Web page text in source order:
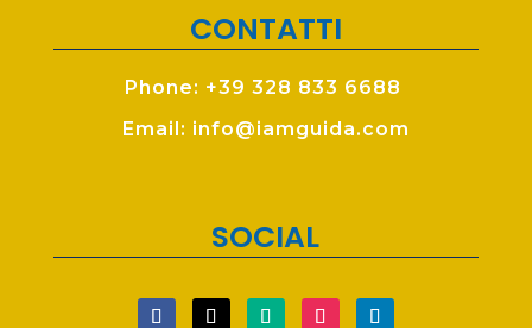
CONTATTI
Phone: +39 328 833 6688
Email: info@iamguida.com
SOCIAL